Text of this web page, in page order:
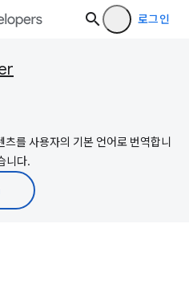
로그인
를 사용자의 기본 언어로 번역합니
니다.